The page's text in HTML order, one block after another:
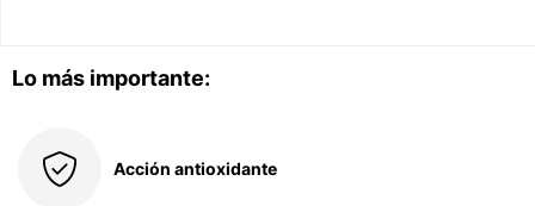
Lo más importante:
Acción antioxidante